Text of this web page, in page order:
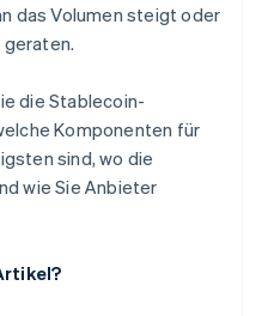
das Volumen steigt oder
geraten.
die Stablecoin-
Komponenten für
sind, wo die
wie Sie Anbieter